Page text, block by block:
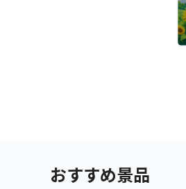
おすすめ景品